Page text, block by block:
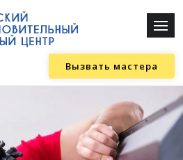
Вызвать мастера